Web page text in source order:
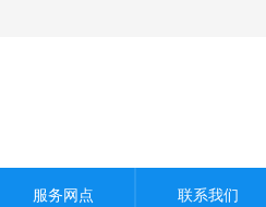
服务网点 联系我们